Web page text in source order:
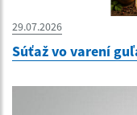
29.07.2026
Súťaž vo varení